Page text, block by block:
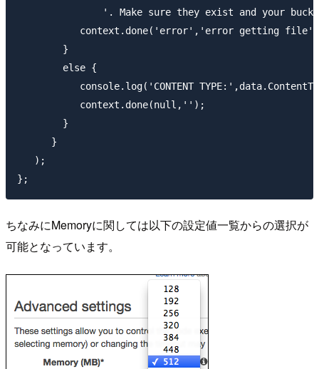
'. Make sure they exist and your
context.done('error','error getting
        }
        else {
console.log('CONTENT
           context.done(null,'');
        }
      }
   );
ちなみにMemoryに関しては以下の設定値一覧からの選択が
可能となっています。